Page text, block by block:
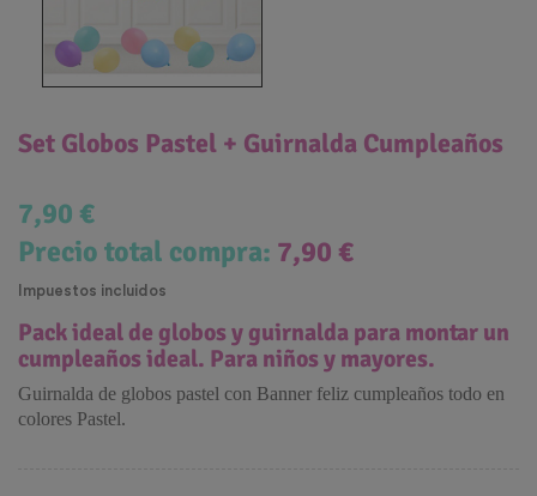
Set Globos Pastel + Guirnalda Cumpleaños
7,90 €
Precio total compra: 7,90 €
Impuestos incluidos
Pack ideal de globos y guirnalda para montar un
cumpleaños ideal. Para niños y mayores.
Guirnalda de globos pastel con Banner feliz cumpleaños todo en
colores Pastel.